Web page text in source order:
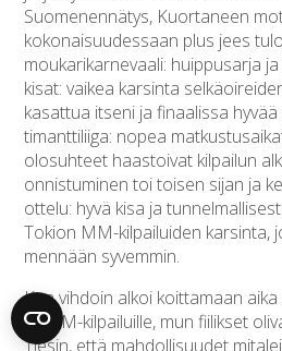
Suomenennätys, Kuortaneen
kokonaisuudessaan plus jees
moukarikarnevaali: huippusarja
kisat: vaikea karsinta
kasattua itseni ja finaalissa
timanttiliiga: nopea
olosuhteet haastoivat kilpailun
onnistuminen toi toisen sijan ja
ottelu: hyvä kisa ja
Tokion MM-kilpailuiden karsinta,
mennään syvemmin.
Kun vihdoin alkoi koittamaan
eli MM-kilpailuille, mun fiilikset
Tiesin, että mahdollisuudet